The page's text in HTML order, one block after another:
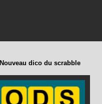
Nouveau dico du scrabble